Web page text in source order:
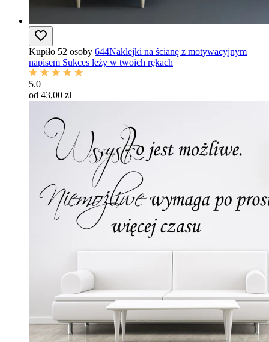
Kupiło 52 osoby 644Naklejki na ścianę z motywacyjnym
napisem Sukces leży w twoich rękach
5.0
od 43,00 zł